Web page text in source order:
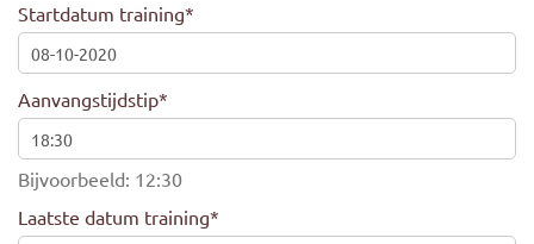
Startdatum training*
Aanvangstijdstip*
Bijvoorbeeld: 12:30
Laatste datum training*